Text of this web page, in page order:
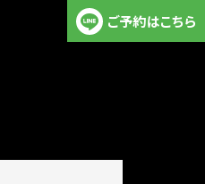
ご予約はこちら